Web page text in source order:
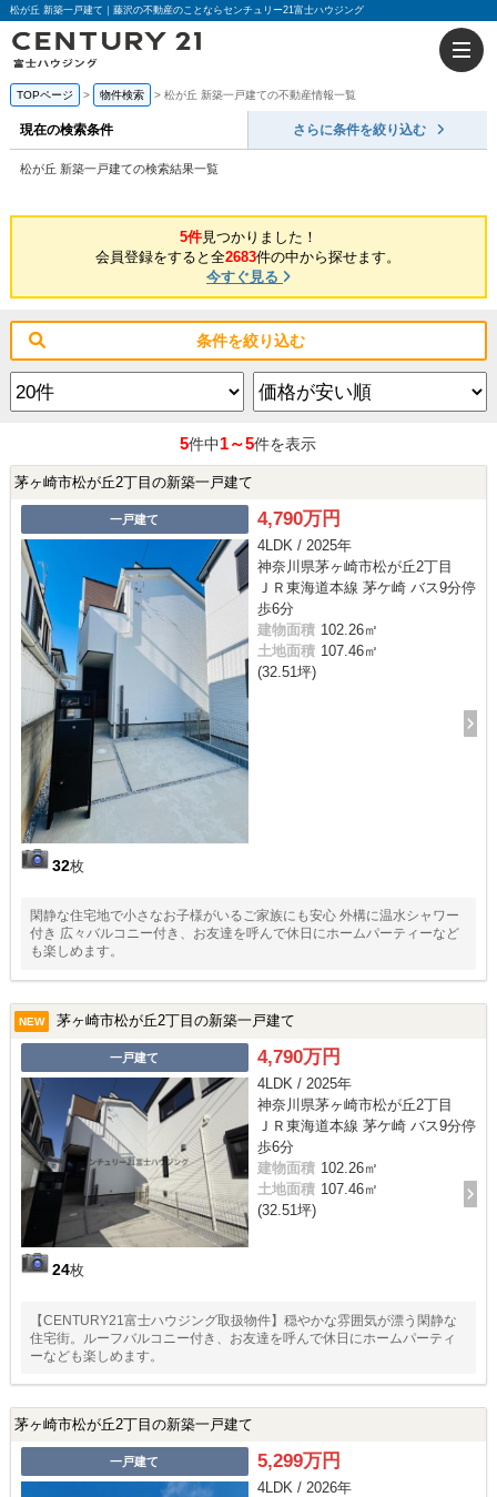
松が丘 新築一戸建て｜藤沢の不動産のことならセンチュリー21富士ハウジング
TOPページ 物件検索 松が丘 新築一戸建ての不動産情報一覧
現在の検索条件 さらに条件を絞り込む
松が丘 新築一戸建ての検索結果一覧
5件見つかりました！
会員登録をすると全2683件の中から探せます。
今すぐ見る
条件を絞り込む
5件中1～5件を表示
茅ヶ崎市松が丘2丁目の新築一戸建て
一戸建て
32枚
4,790万円
4LDK / 2025年
神奈川県茅ヶ崎市松が丘2丁目
ＪＲ東海道本線 茅ケ崎 バス9分停
歩6分
建物面積 102.26㎡
土地面積 107.46㎡
(32.51坪)
閑静な住宅地で小さなお子様がいるご家族にも安心 外構に温水シャワー
付き 広々バルコニー付き、お友達を呼んで休日にホームパーティーなど
も楽しめます。
NEW 茅ヶ崎市松が丘2丁目の新築一戸建て
一戸建て
24枚
4,790万円
4LDK / 2025年
神奈川県茅ヶ崎市松が丘2丁目
ＪＲ東海道本線 茅ケ崎 バス9分停
歩6分
建物面積 102.26㎡
土地面積 107.46㎡
(32.51坪)
【CENTURY21富士ハウジング取扱物件】穏やかな雰囲気が漂う閑静な
住宅街。ルーフバルコニー付き、お友達を呼んで休日にホームパーティ
ーなども楽しめます。
茅ヶ崎市松が丘2丁目の新築一戸建て
一戸建て 5,299万円
4LDK / 2026年